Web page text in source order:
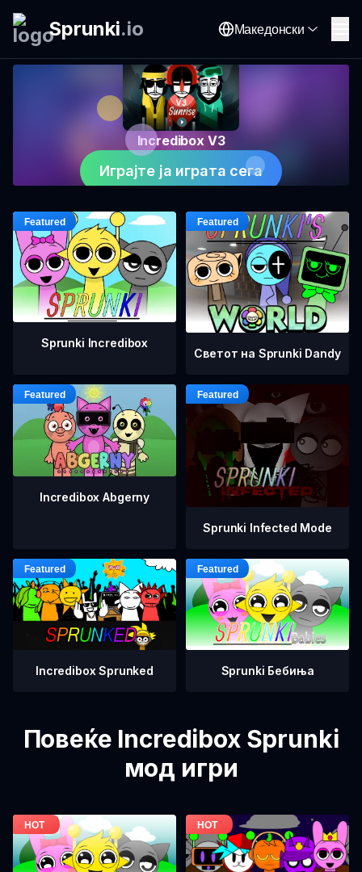
Sprunki.io Македонски
Incredibox V3
Играјте ја играта сега
Sprunki Incredibox
Светот на Sprunki Dandy
Incredibox Abgerny
Sprunki Infected Mode
Incredibox Sprunked Sprunki Бебиња
Повеќе Incredibox Sprunki
мод игри